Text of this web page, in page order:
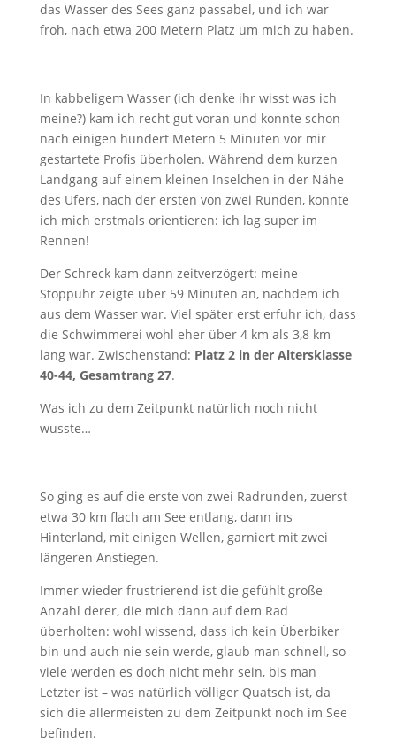
das Wasser des Sees ganz passabel, und ich war
froh, nach etwa 200 Metern Platz um mich zu haben.
In kabbeligem Wasser (ich denke ihr wisst was ich
meine?) kam ich recht gut voran und konnte schon
nach einigen hundert Metern 5 Minuten vor mir
gestartete Profis überholen. Während dem kurzen
Landgang auf einem kleinen Inselchen in der Nähe
des Ufers, nach der ersten von zwei Runden, konnte
ich mich erstmals orientieren: ich lag super im
Rennen!
Der Schreck kam dann zeitverzögert: meine
Stoppuhr zeigte über 59 Minuten an, nachdem ich
aus dem Wasser war. Viel später erst erfuhr ich, dass
die Schwimmerei wohl eher über 4 km als 3,8 km
lang war. Zwischenstand: Platz 2 in der Altersklasse
40-44, Gesamtrang 27.
Was ich zu dem Zeitpunkt natürlich noch nicht
wusste…
So ging es auf die erste von zwei Radrunden, zuerst
etwa 30 km flach am See entlang, dann ins
Hinterland, mit einigen Wellen, garniert mit zwei
längeren Anstiegen.
Immer wieder frustrierend ist die gefühlt große
Anzahl derer, die mich dann auf dem Rad
überholten: wohl wissend, dass ich kein Überbiker
bin und auch nie sein werde, glaub man schnell, so
viele werden es doch nicht mehr sein, bis man
Letzter ist – was natürlich völliger Quatsch ist, da
sich die allermeisten zu dem Zeitpunkt noch im See
befinden.